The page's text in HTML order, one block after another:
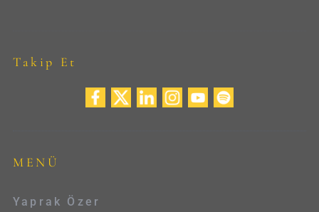
Takip Et
MENÜ
Yaprak Özer